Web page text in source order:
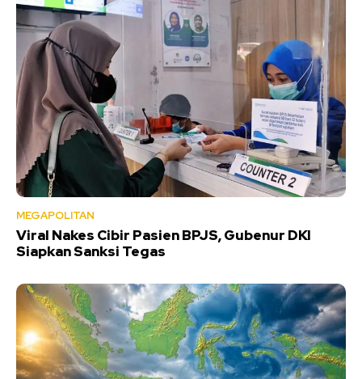
MEGAPOLITAN
Viral Nakes Cibir Pasien BPJS, Gubenur DKI
Siapkan Sanksi Tegas